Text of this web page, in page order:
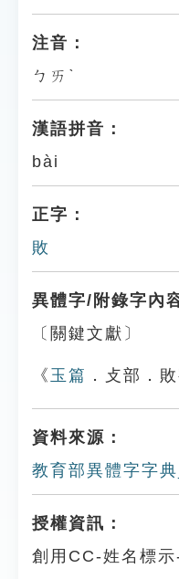
注音：
ㄅㄞˋ
漢語拼音：
bài
正字：
敗
異體字/附錄字內
〔關鍵文獻〕
《 玉篇 ．攴部．
資料來源：
教育部異體字字
授權資訊：
創用CC-姓名標